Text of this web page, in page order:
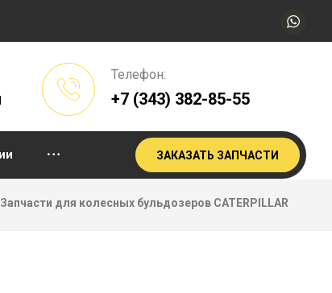
Телефон:
+7 (343) 382-85-55
ЗАКАЗАТЬ ЗАПЧАСТИ
Запчасти для колесных бульдозеров CATERPILLAR